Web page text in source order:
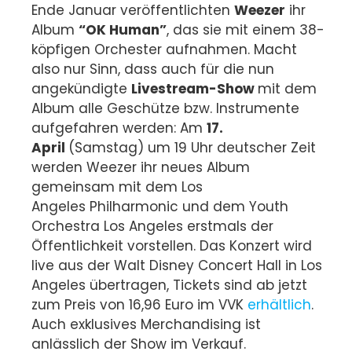
Ende Januar veröffentlichten Weezer ihr
Album “OK Human”, das sie mit einem 38-
köpfigen Orchester aufnahmen. Macht
also nur Sinn, dass auch für die nun
angekündigte Livestream-Show mit dem
Album alle Geschütze bzw. Instrumente
aufgefahren werden: Am 17.
April (Samstag) um 19 Uhr deutscher Zeit
werden Weezer ihr neues Album
gemeinsam mit dem Los
Angeles Philharmonic und dem Youth
Orchestra Los Angeles erstmals der
Öffentlichkeit vorstellen. Das Konzert wird
live aus der Walt Disney Concert Hall in Los
Angeles übertragen, Tickets sind ab jetzt
zum Preis von 16,96 Euro im VVK erhältlich.
Auch exklusives Merchandising ist
anlässlich der Show im Verkauf.